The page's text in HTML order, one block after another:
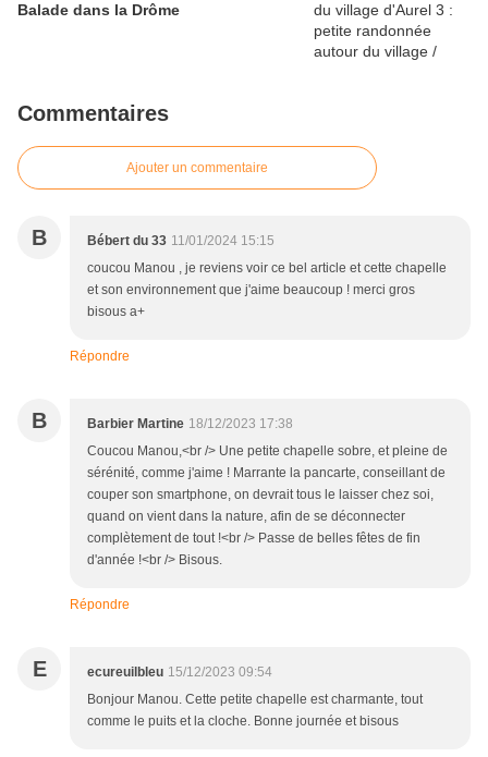
Balade dans la Drôme
Commentaires
Ajouter un commentaire
B Bébert du 33 11/01/2024 15:15
coucou Manou , je reviens voir ce bel article et cette chapelle
et son environnement que j'aime beaucoup ! merci gros
bisous a+
Répondre
B Barbier Martine 18/12/2023 17:38
Coucou Manou,<br /> Une petite chapelle sobre, et pleine de
sérénité, comme j'aime ! Marrante la pancarte, conseillant de
couper son smartphone, on devrait tous le laisser chez soi,
quand on vient dans la nature, afin de se déconnecter
complètement de tout !<br /> Passe de belles fêtes de fin
d'année !<br /> Bisous.
Répondre
E ecureuilbleu 15/12/2023 09:54
Bonjour Manou. Cette petite chapelle est charmante, tout
comme le puits et la cloche. Bonne journée et bisous